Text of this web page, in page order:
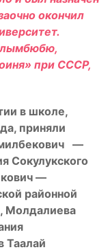
окончил
при СССР,
в школе,
приняли
—
Сокулукского
—
районной
Молдалиева
Таалай